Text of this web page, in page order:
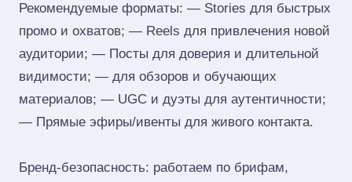
Рекомендуемые форматы: — Stories для быстрых
промо и охватов; — Reels для привлечения новой
аудитории; — Посты для доверия и длительной
видимости; — для обзоров и обучающих
материалов; — UGC и дуэты для аутентичности;
— Прямые эфиры/ивенты для живого контакта.
Бренд‑безопасность: работаем по брифам,